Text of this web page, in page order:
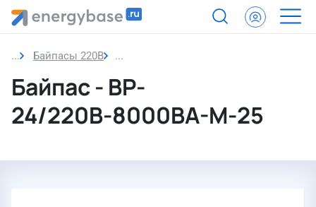
Байпасы 220В Байпас
Байпас - BP-
24/220В-8000ВА-М-25